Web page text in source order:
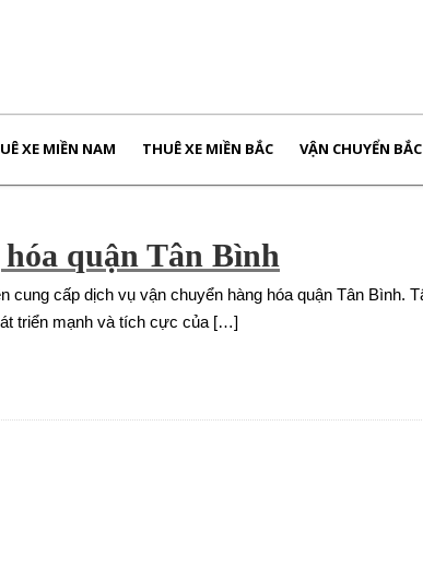
XE MIỀN NAM THUÊ XE MIỀN BẮC VẬN CHUYỂN
quận Tân Bình
cung cấp dịch vụ vận chuyển hàng hóa quận Tân Bình.
triển mạnh và tích cực của […]